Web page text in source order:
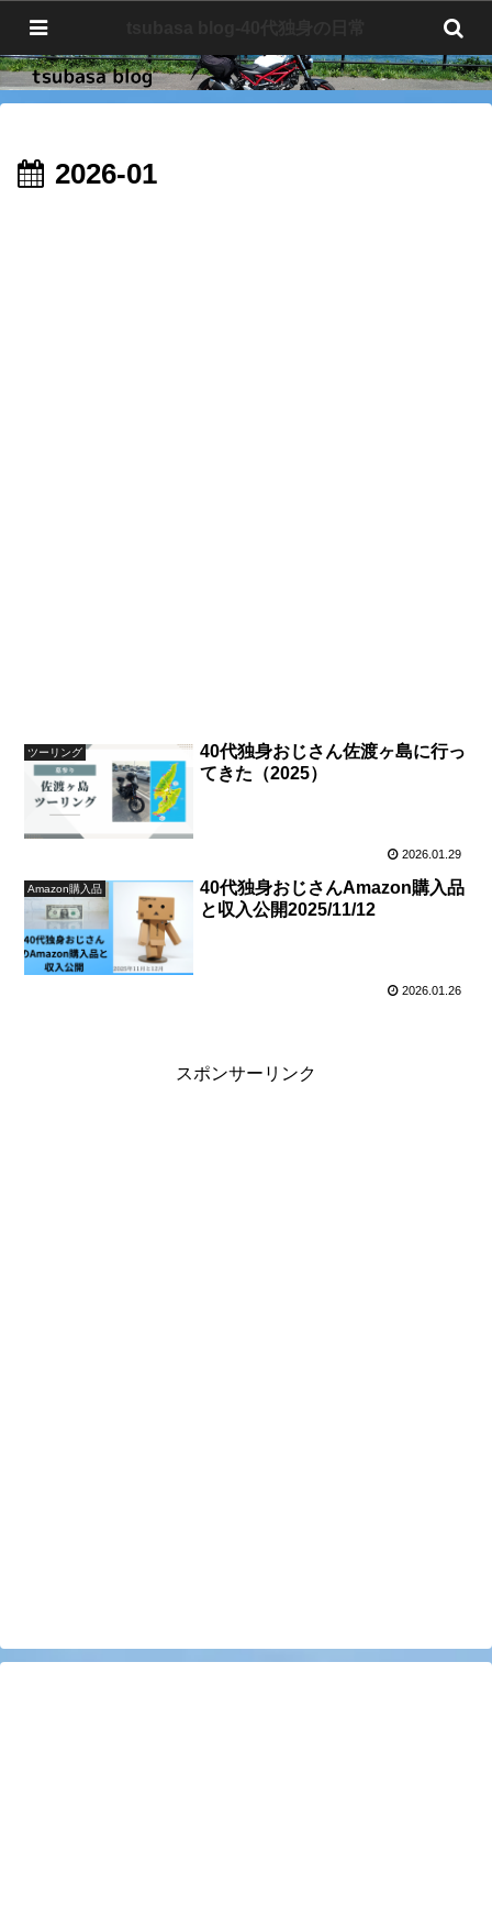
2026-01
ツーリング
40代独身おじさん佐渡ヶ島に行っ
てきた（2025）
2026.01.29
Amazon購入品
40代独身おじさんAmazon購入品
と収入公開2025/11/12
2026.01.26
スポンサーリンク